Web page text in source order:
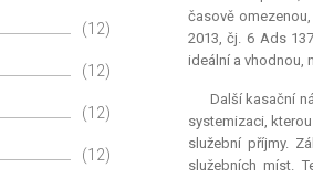
časově
2013, čj. 6 Ads
ideální a vhodnou,
Další kasační
systemizaci,
služební příjmy.
služebních míst.
(12)
(12)
(12)
(12)